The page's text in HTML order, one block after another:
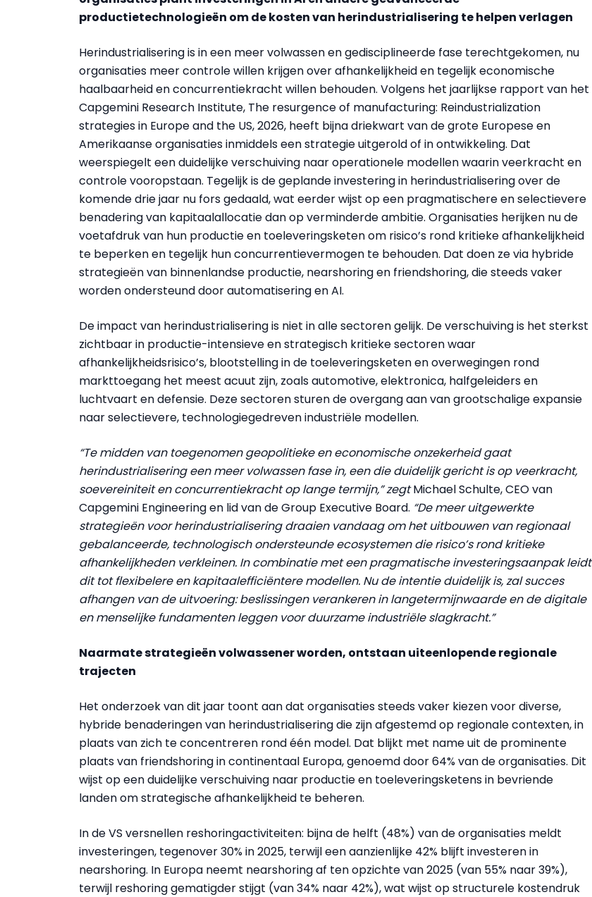
productietechnologieën om de kosten van herindustrialisering te helpen verlagen
Herindustrialisering is in een meer volwassen en gedisciplineerde fase terechtgekomen, nu
organisaties meer controle willen krijgen over afhankelijkheid en tegelijk economische
haalbaarheid en concurrentiekracht willen behouden. Volgens het jaarlijkse rapport van het
Capgemini Research Institute, The resurgence of manufacturing: Reindustrialization
strategies in Europe and the US, 2026, heeft bijna driekwart van de grote Europese en
Amerikaanse organisaties inmiddels een strategie uitgerold of in ontwikkeling. Dat
weerspiegelt een duidelijke verschuiving naar operationele modellen waarin veerkracht en
controle vooropstaan. Tegelijk is de geplande investering in herindustrialisering over de
komende drie jaar nu fors gedaald, wat eerder wijst op een pragmatischere en selectievere
benadering van kapitaalallocatie dan op verminderde ambitie. Organisaties herijken nu de
voetafdruk van hun productie en toeleveringsketen om risico’s rond kritieke afhankelijkheid
te beperken en tegelijk hun concurrentievermogen te behouden. Dat doen ze via hybride
strategieën van binnenlandse productie, nearshoring en friendshoring, die steeds vaker
worden ondersteund door automatisering en AI.
De impact van herindustrialisering is niet in alle sectoren gelijk. De verschuiving is het sterkst
zichtbaar in productie-intensieve en strategisch kritieke sectoren waar
afhankelijkheidsrisico’s, blootstelling in de toeleveringsketen en overwegingen rond
markttoegang het meest acuut zijn, zoals automotive, elektronica, halfgeleiders en
luchtvaart en defensie. Deze sectoren sturen de overgang aan van grootschalige expansie
naar selectievere, technologiegedreven industriële modellen.
“Te midden van toegenomen geopolitieke en economische onzekerheid gaat
herindustrialisering een meer volwassen fase in, een die duidelijk gericht is op veerkracht,
soevereiniteit en concurrentiekracht op lange termijn,” zegtMichael Schulte, CEO van
Capgemini Engineering en lid van de Group Executive Board. “De meer uitgewerkte
strategieën voor herindustrialisering draaien vandaag om het uitbouwen van regionaal
gebalanceerde, technologisch ondersteunde ecosystemen die risico’s rond kritieke
afhankelijkheden verkleinen. In combinatie met een pragmatische investeringsaanpak leidt
dit tot flexibelere en kapitaalefficiëntere modellen. Nu de intentie duidelijk is, zal succes
afhangen van de uitvoering: beslissingen verankeren in langetermijnwaarde en de digitale
en menselijke fundamenten leggen voor duurzame industriële slagkracht.”
Naarmate strategieën volwassener worden, ontstaan uiteenlopende regionale
trajecten
Het onderzoek van dit jaar toont aan dat organisaties steeds vaker kiezen voor diverse,
hybride benaderingen van herindustrialisering die zijn afgestemd op regionale contexten, in
plaats van zich te concentreren rond één model. Dat blijkt met name uit de prominente
plaats van friendshoring in continentaal Europa, genoemd door 64% van de organisaties. Dit
wijst op een duidelijke verschuiving naar productie en toeleveringsketens in bevriende
landen om strategische afhankelijkheid te beheren.
In de VS versnellen reshoringactiviteiten: bijna de helft (48%) van de organisaties meldt
investeringen, tegenover 30% in 2025, terwijl een aanzienlijke 42% blijft investeren in
nearshoring. In Europa neemt nearshoring af ten opzichte van 2025 (van 55% naar 39%),
terwijl reshoring gematigder stijgt (van 34% naar 42%), wat wijst op structurele kostendruk